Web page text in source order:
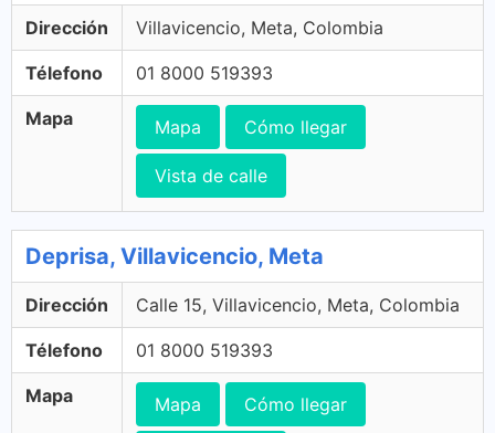
Dirección Villavicencio, Meta, Colombia
Télefono 01 8000 519393
Mapa Mapa Cómo llegar
Vista de calle
Deprisa, Villavicencio, Meta
Dirección Calle 15, Villavicencio, Meta, Colombia
Télefono 01 8000 519393
Mapa Mapa Cómo llegar